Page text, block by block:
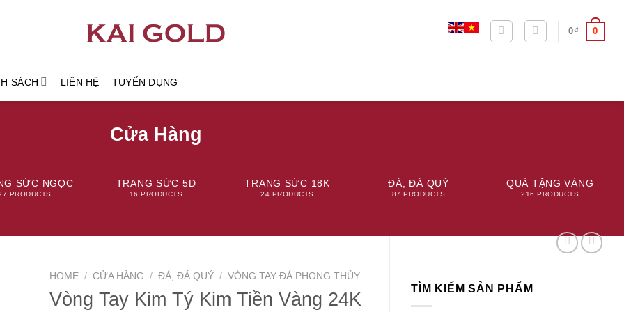
0₫ 0
SÁCH LIÊN HỆ TUYỂN DỤNG
Cửa Hàng
SỨC NGỌC
PRODUCTS
TRANG SỨC 5D
16 PRODUCTS
TRANG SỨC 18K
24 PRODUCTS
ĐÁ, ĐÁ QUÝ
87 PRODUCTS
QUÀ TẶNG VÀNG
216 PRODUCTS
TÌM KIẾM SẢN PHẨM
HOME / CỬA HÀNG / ĐÁ, ĐÁ QUÝ / VÒNG TAY ĐÁ PHONG THỦY
Vòng Tay Kim Tý Kim Tiền Vàng 24K